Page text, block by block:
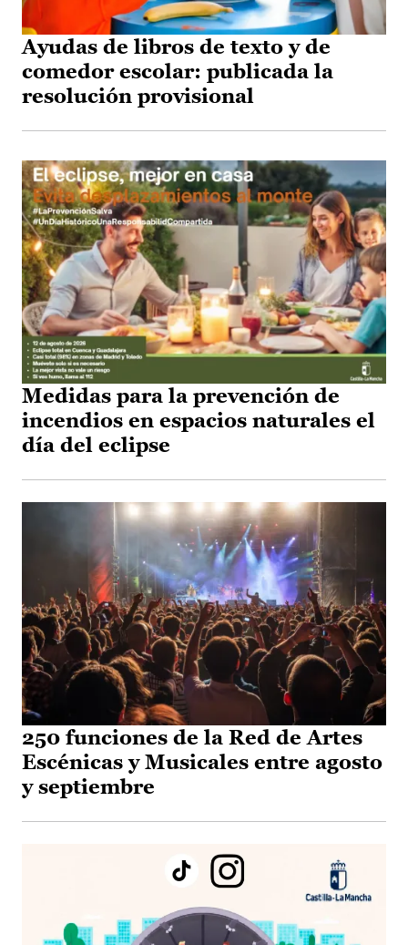
Ayudas de libros de texto y de
comedor escolar: publicada la
resolución provisional
Medidas para la prevención de
incendios en espacios naturales el
día del eclipse
250 funciones de la Red de Artes
Escénicas y Musicales entre agosto
y septiembre